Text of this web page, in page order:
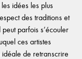
idées les plus
des traditions et
parfois s’écouler
ces artistes
de retranscrire